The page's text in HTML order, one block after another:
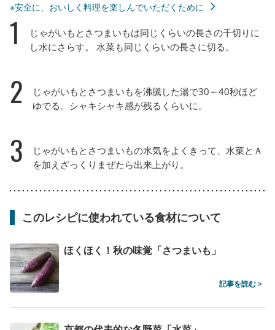
※安全に、おいしく料理を楽しんでいただくために
1
じゃがいもとさつまいもは同じくらいの長さの千切りに
し水にさらす。 水菜も同じくらいの長さに切る。
2
じゃがいもとさつまいもを沸騰した湯で30～40秒ほど
ゆでる。シャキシャキ感が残るくらいに。
3
じゃがいもとさつまいもの水気をよくきって、水菜とＡ
を加えざっくりまぜたら出来上がり。
このレシピに使われている食材について
ほくほく！秋の味覚「さつまいも」
記事を読む >